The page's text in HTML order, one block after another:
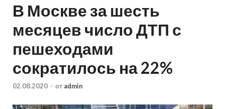
В Москве за шесть
месяцев число ДТП с
пешеходами
сократилось на 22%
02.08.2020 - от admin